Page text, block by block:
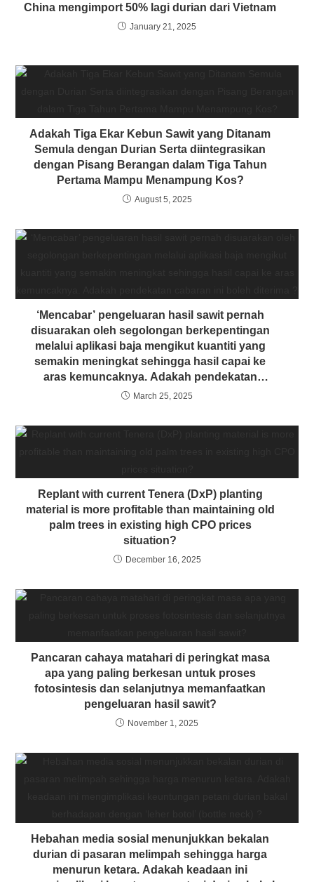
China mengimport 50% lagi durian dari Vietnam
January 21, 2025
Adakah Tiga Ekar Kebun Sawit yang Ditanam
Semula dengan Durian Serta diintegrasikan
dengan Pisang Berangan dalam Tiga Tahun
Pertama Mampu Menampung Kos?
August 5, 2025
‘Mencabar’ pengeluaran hasil sawit pernah
disuarakan oleh segolongan berkepentingan
melalui aplikasi baja mengikut kuantiti yang
semakin meningkat sehingga hasil capai ke
aras kemuncaknya. Adakah pendekatan
cabaran ini boleh diterima ?
March 25, 2025
Replant with current Tenera (DxP) planting
material is more profitable than maintaining old
palm trees in existing high CPO prices
situation?
December 16, 2025
Pancaran cahaya matahari di peringkat masa
apa yang paling berkesan untuk proses
fotosintesis dan selanjutnya memanfaatkan
pengeluaran hasil sawit?
November 1, 2025
Hebahan media sosial menunjukkan bekalan
durian di pasaran melimpah sehingga harga
menurun ketara. Adakah keadaan ini